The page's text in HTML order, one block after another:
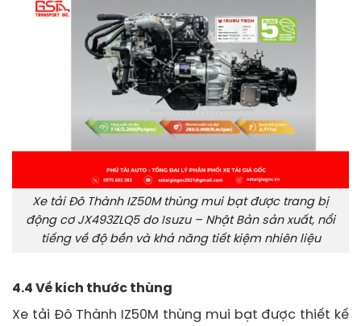
Xe tải Đô Thành IZ50M thùng mui bạt được trang bị
động cơ JX493ZLQ5 do Isuzu – Nhật Bản sản xuất, nổi
tiếng về độ bền và khả năng tiết kiệm nhiên liệu
4.4 Về kích thước thùng
Xe tải Đô Thành IZ50M thùng mui bạt được thiết kế